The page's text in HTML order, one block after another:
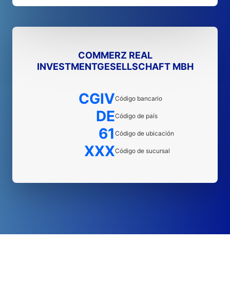
COMMERZ REAL
INVESTMENTGESELLSCHAFT MBH
CGIVCódigo bancario
DECódigo de país
61 Código de ubicación
XXXCódigo de sucursal